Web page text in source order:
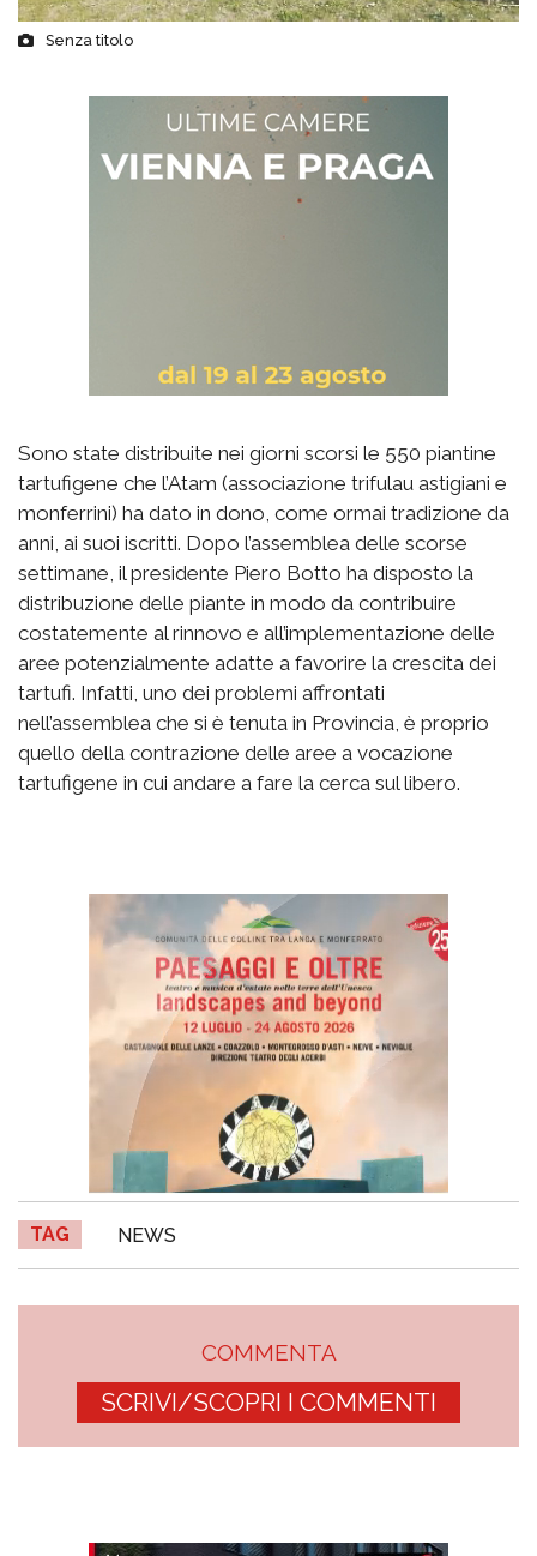
Senza titolo
Sono state distribuite nei giorni scorsi le 550 piantine
tartufigene che l’Atam (associazione trifulau astigiani e
monferrini) ha dato in dono, come ormai tradizione da
anni, ai suoi iscritti. Dopo l’assemblea delle scorse
settimane, il presidente Piero Botto ha disposto la
distribuzione delle piante in modo da contribuire
costatemente al rinnovo e all’implementazione delle
aree potenzialmente adatte a favorire la crescita dei
tartufi. Infatti, uno dei problemi affrontati
nell’assemblea che si è tenuta in Provincia, è proprio
quello della contrazione delle aree a vocazione
tartufigene in cui andare a fare la cerca sul libero.
TAG NEWS
COMMENTA
SCRIVI/SCOPRI I COMMENTI